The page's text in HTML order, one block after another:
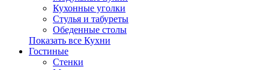
Кухонные уголки
Стулья и табуреты
Обеденные столы
Показать все Кухни
Гостиные
Стенки